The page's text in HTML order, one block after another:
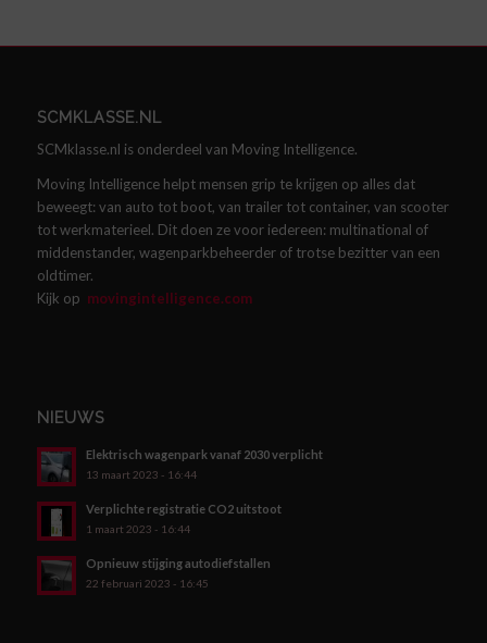
SCMKLASSE.NL
SCMklasse.nl is onderdeel van Moving Intelligence.
Moving Intelligence helpt mensen grip te krijgen op alles dat
beweegt: van auto tot boot, van trailer tot container, van scooter
tot werkmaterieel. Dit doen ze voor iedereen: multinational of
middenstander, wagenparkbeheerder of trotse bezitter van een
oldtimer.
Kijk op movingintelligence.com
NIEUWS
Elektrisch wagenpark vanaf 2030 verplicht
13 maart 2023 - 16:44
Verplichte registratie CO2 uitstoot
1 maart 2023 - 16:44
Opnieuw stijging autodiefstallen
22 februari 2023 - 16:45